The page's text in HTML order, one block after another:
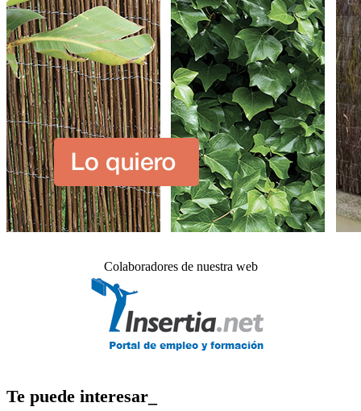
Colaboradores de nuestra web
Te puede interesar_